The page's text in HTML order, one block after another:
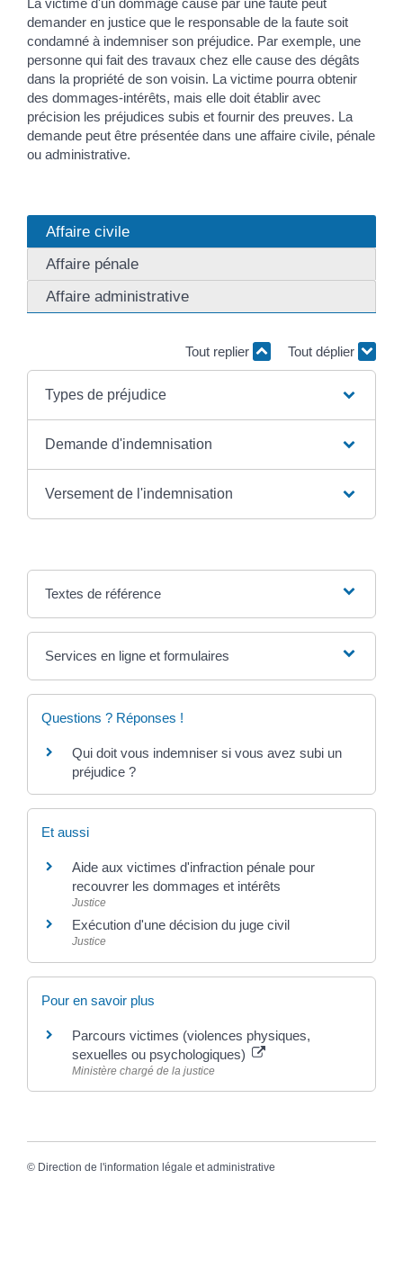
La victime d'un dommage causé par une faute peut
demander en justice que le responsable de la faute soit
condamné à indemniser son préjudice. Par exemple, une
personne qui fait des travaux chez elle cause des dégâts
dans la propriété de son voisin. La victime pourra obtenir
des dommages-intérêts, mais elle doit établir avec
précision les préjudices subis et fournir des preuves. La
demande peut être présentée dans une affaire civile, pénale
ou administrative.
Affaire civile
Affaire pénale
Affaire administrative
Tout replier Tout déplier
Types de préjudice
Demande d'indemnisation
Versement de l'indemnisation
Textes de référence
Services en ligne et formulaires
Questions ? Réponses !
Qui doit vous indemniser si vous avez subi un
préjudice ?
Et aussi
Aide aux victimes d'infraction pénale pour
recouvrer les dommages et intérêts
Justice
Exécution d'une décision du juge civil
Justice
Pour en savoir plus
Parcours victimes (violences physiques,
sexuelles ou psychologiques)
Ministère chargé de la justice
© Direction de l'information légale et administrative